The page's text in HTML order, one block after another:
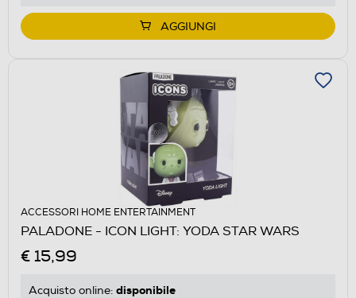
AGGIUNGI
ACCESSORI HOME ENTERTAINMENT
PALADONE - ICON LIGHT: YODA STAR WARS
€ 15,99
Acquisto online: disponibile